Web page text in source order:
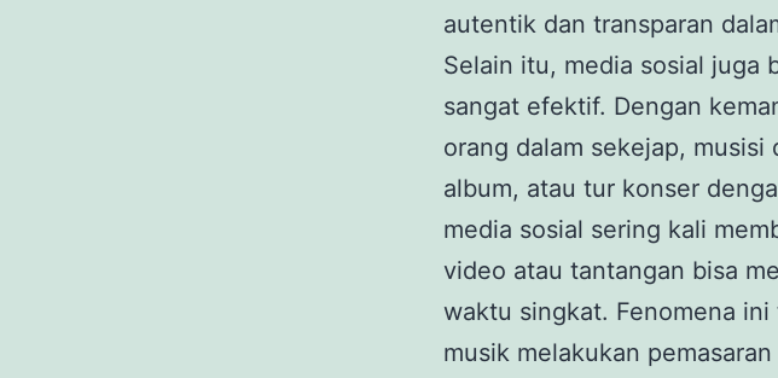
autentik dan transparan
Selain itu, media sosial juga
sangat efektif. Dengan
orang dalam sekejap,
album, atau tur konser
media sosial sering kali
video atau tantangan bisa
waktu singkat. Fenomena
musik melakukan